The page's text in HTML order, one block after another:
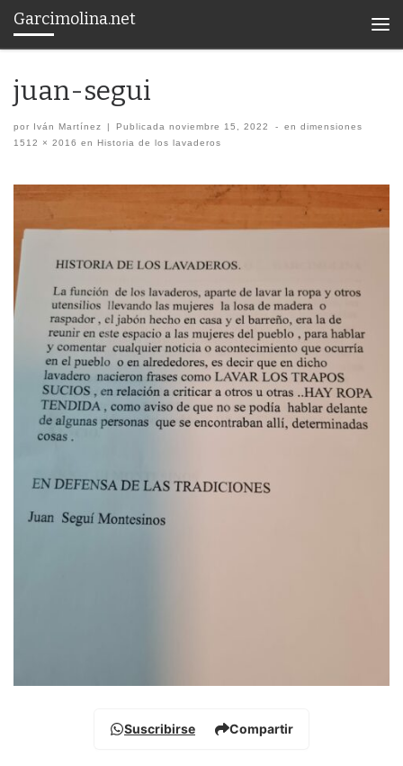
Saltar al contenido
Garcimolina.net
juan-segui
por Iván Martínez | Publicadanoviembre 15, 2022 -
en dimensiones
1512 × 2016 en Historia de los lavaderos
Navegación de imágenes
Suscribirse Compartir